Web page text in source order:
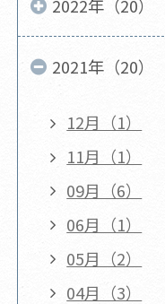
2022年（20）
2021年（20）
12月（1）
11月（1）
09月（6）
06月（1）
05月（2）
04月（3）